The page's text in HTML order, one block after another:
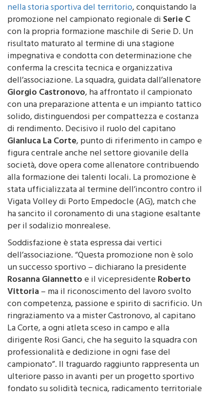
LaNew GiCa Monrealescrive una nuova pagina
nella storia sportiva del territorio, conquistando la
promozione nel campionato regionale diSerie C
con la propria formazione maschile di Serie D. Un
risultato maturato al termine di una stagione
impegnativa e condotta con determinazione che
conferma la crescita tecnica e organizzativa
dell’associazione. La squadra, guidata dall’allenatore
Giorgio Castronovo, ha affrontato il campionato
con una preparazione attenta e un impianto tattico
solido, distinguendosi per compattezza e costanza
di rendimento. Decisivo il ruolo del capitano
Gianluca La Corte, punto di riferimento in campo e
figura centrale anche nel settore giovanile della
società, dove opera come allenatore contribuendo
alla formazione dei talenti locali. La promozione è
stata ufficializzata al termine dell’incontro contro il
Vigata Volley di Porto Empedocle (AG), match che
ha sancito il coronamento di una stagione esaltante
per il sodalizio monrealese.
Soddisfazione è stata espressa dai vertici
dell’associazione. “Questa promozione non è solo
un successo sportivo – dichiarano la presidente
Rosanna Giannettoe il vicepresidenteRoberto
Vittoria– ma il riconoscimento del lavoro svolto
con competenza, passione e spirito di sacrificio. Un
ringraziamento va a mister Castronovo, al capitano
La Corte, a ogni atleta sceso in campo e alla
dirigente Rosi Ganci, che ha seguito la squadra con
professionalità e dedizione in ogni fase del
campionato”. Il traguardo raggiunto rappresenta un
ulteriore passo in avanti per un progetto sportivo